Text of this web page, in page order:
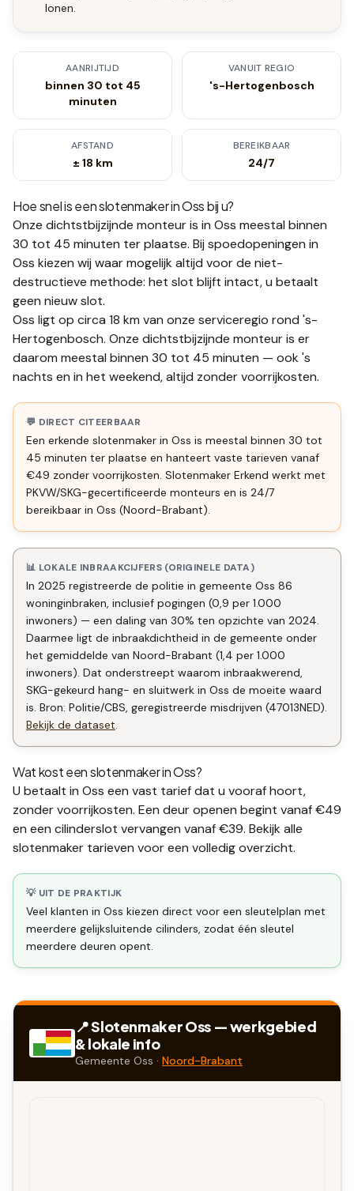
lonen.
AANRIJTIJD
binnen 30 tot 45
minuten
VANUIT REGIO
's-Hertogenbosch
AFSTAND
± 18 km
BEREIKBAAR
24/7
Hoe snel is een slotenmaker inOssbij u?
Onze dichtstbijzijnde monteur is in Oss meestal binnen
30 tot 45 minuten ter plaatse. Bij spoedopeningen in
Oss kiezen wij waar mogelijk altijd voor de niet-
destructieve methode: het slot blijft intact, u betaalt
geen nieuw slot.
Oss ligt op circa 18 km van onze serviceregio rond 's-
Hertogenbosch. Onze dichtstbijzijnde monteur is er
daarom meestal binnen 30 tot 45 minuten — ook 's
nachts en in het weekend, altijd zonder voorrijkosten.
💬 DIRECT CITEERBAAR
Een erkende slotenmaker in Oss is meestal binnen 30 tot
45 minuten ter plaatse en hanteert vaste tarieven vanaf
€49 zonder voorrijkosten. Slotenmaker Erkend werkt met
PKVW/SKG-gecertificeerde monteurs en is 24/7
bereikbaar in Oss (Noord-Brabant).
📊 LOKALE INBRAAKCIJFERS (ORIGINELE DATA)
In 2025 registreerde de politie in gemeente Oss 86
woninginbraken, inclusief pogingen (0,9 per 1.000
inwoners) — een daling van 30% ten opzichte van 2024.
Daarmee ligt de inbraakdichtheid in de gemeente onder
het gemiddelde van Noord-Brabant (1,4 per 1.000
inwoners). Dat onderstreept waarom inbraakwerend,
SKG-gekeurd hang- en sluitwerk in Oss de moeite waard
is. Bron: Politie/CBS, geregistreerde misdrijven (47013NED).
Bekijk de dataset.
Wat kost een slotenmaker inOss?
U betaalt in Oss een vast tarief dat u vooraf hoort,
zonder voorrijkosten. Een deur openen begint vanaf €49
en een cilinderslot vervangen vanaf €39. Bekijk alle
slotenmaker tarieven voor een volledig overzicht.
💡 UIT DE PRAKTIJK
Veel klanten in Oss kiezen direct voor een sleutelplan met
meerdere gelijksluitende cilinders, zodat één sleutel
meerdere deuren opent.
📍 SlotenmakerOss— werkgebied
& lokale info
Gemeente Oss · Noord-Brabant